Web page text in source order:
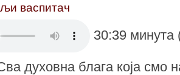
васпитач
30:39
духовна блага која смо